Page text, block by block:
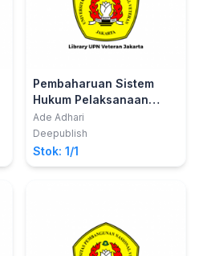
Pembaharuan Sistem
Hukum Pelaksanaan
Pidana
Ade Adhari
Deepublish
Stok: 1/1